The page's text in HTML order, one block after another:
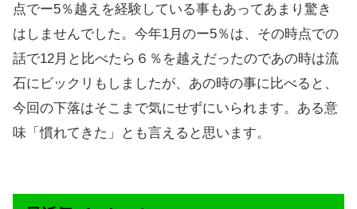
点でー5％越えを経験している事もあってあまり驚き
はしませんでした。今年1月のー5％は、その時点での
話で12月と比べたら６％を越えだったのであの時は流
石にビックリもしましたが、あの時の事に比べると、
今回の下落はそこまで気にせずにいられます。ある意
味「慣れてきた」とも言えると思います。